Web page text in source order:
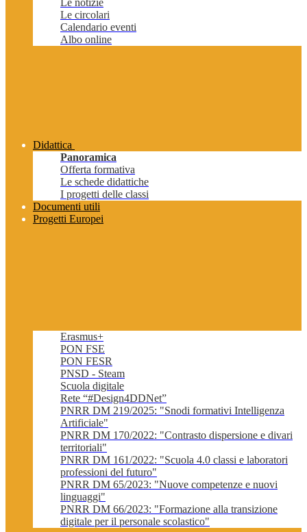
Le notizie
Le circolari
Calendario eventi
Albo online
Didattica
Panoramica
Offerta formativa
Le schede didattiche
I progetti delle classi
Documenti utili
Progetti Europei
Erasmus+
PON FSE
PON FESR
PNSD - Steam
Scuola digitale
Rete “#Design4DDNet”
PNRR DM 219/2025: "Snodi formativi Intelligenza
Artificiale"
PNRR DM 170/2022: "Contrasto dispersione e divari
territoriali"
PNRR DM 161/2022: "Scuola 4.0 classi e laboratori
professioni del futuro"
PNRR DM 65/2023: "Nuove competenze e nuovi
linguaggi"
PNRR DM 66/2023: "Formazione alla transizione
digitale per il personale scolastico"